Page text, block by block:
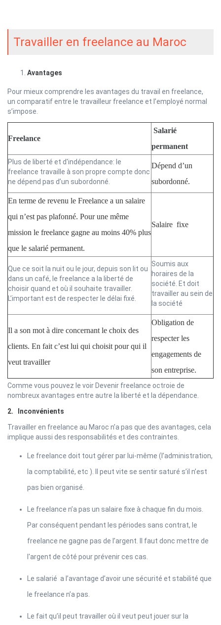
Travailler en freelance au Maroc
Avantages
Pour mieux comprendre les avantages du travail en freelance,
un comparatif entre le travailleur freelance et l’employé normal
s’impose.
Freelance
Salarié
permanent
Plus de liberté et d'indépendance: le
freelance travaille à son propre compte donc
ne dépend pas d’un subordonné.
Dépend d’un
subordonné.
En terme de revenu le Freelance a un salaire
qui n’est pas plafonné. Pour une même
mission le freelance gagne au moins 40% plus
que le salarié permanent.
Salaire fixe
Que ce soit la nuit ou le jour, depuis son lit ou
dans un café, le freelance a la liberté de
choisir quand et où il souhaite travailler.
L’important est de respecter le délai fixé.
Soumis aux
horaires de la
société. Et doit
travailler au sein de
la société
Il a son mot à dire concernant le choix des
clients. En fait c’est lui qui choisit pour qui il
veut travailler
Obligation de
respecter les
engagements de
son entreprise.
Comme vous pouvez le voir Devenir freelance octroie de
nombreux avantages entre autre la liberté et la dépendance.
2. Inconvénients
Travailler en freelance au Maroc n’a pas que des avantages, cela
implique aussi des responsabilités et des contraintes.
Le freelance doit tout gérer par lui-même (l’administration,
la comptabilité, etc ). Il peut vite se sentir saturé s’il n’est
pas bien organisé.
Le freelance n’a pas un salaire fixe à chaque fin du mois.
Par conséquent pendant les périodes sans contrat, le
freelance ne gagne pas de l’argent. Il faut donc mettre de
l'argent de côté pour prévenir ces cas.
Le salarié a l’avantage d’avoir une sécurité et stabilité que
le freelance n’a pas.
Le fait qu’il peut travailler où il veut peut jouer sur la